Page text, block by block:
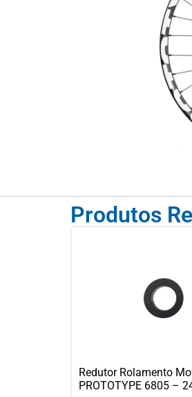
Produtos
Redutor Rolamento
PROTOTYPE 6805 –